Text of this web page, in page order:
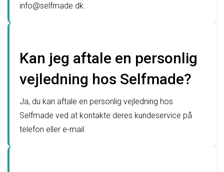
info@selfmade.dk.
Kan jeg aftale en personlig
vejledning hos Selfmade?
Ja, du kan aftale en personlig vejledning hos
Selfmade ved at kontakte deres kundeservice på
telefon eller e-mail.